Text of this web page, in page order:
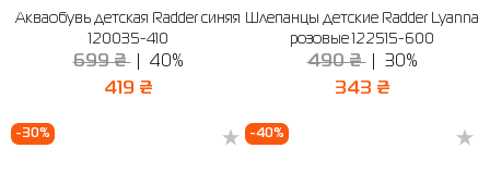
Толстовки
Фитнес и йога
Шарфы
The North Face
Under Armour
Полуботинки
Бренды
Акваобувь детская Radder синяя
120035-410
699 ₴ 40%
419 ₴
Шлепанцы детские Radder Lyanna
розовые 122515-600
490 ₴ 30%
343 ₴
-30% -40%